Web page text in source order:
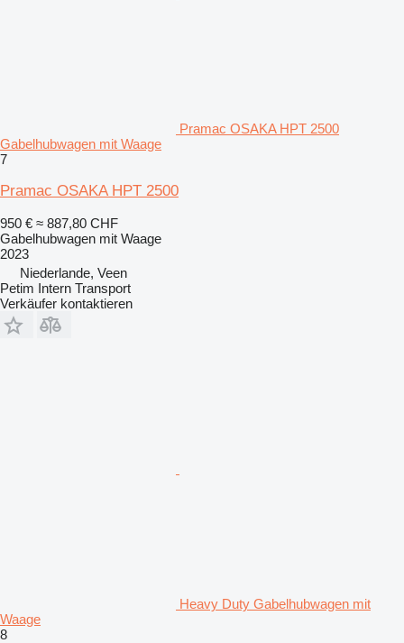
Pramac OSAKA HPT 2500
Gabelhubwagen mit Waage
7
Pramac OSAKA HPT 2500
950 € ≈ 887,80 CHF
Gabelhubwagen mit Waage
2023
Niederlande, Veen
Petim Intern Transport
Verkäufer kontaktieren
Heavy Duty Gabelhubwagen mit
Waage
8